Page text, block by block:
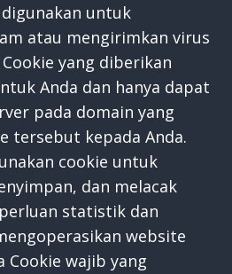
untuk
atau mengirimkan virus
yang diberikan
Anda dan hanya dapat
pada domain yang
tersebut kepada Anda.
cookie untuk
dan melacak
statistik dan
website
Cookie wajib yang